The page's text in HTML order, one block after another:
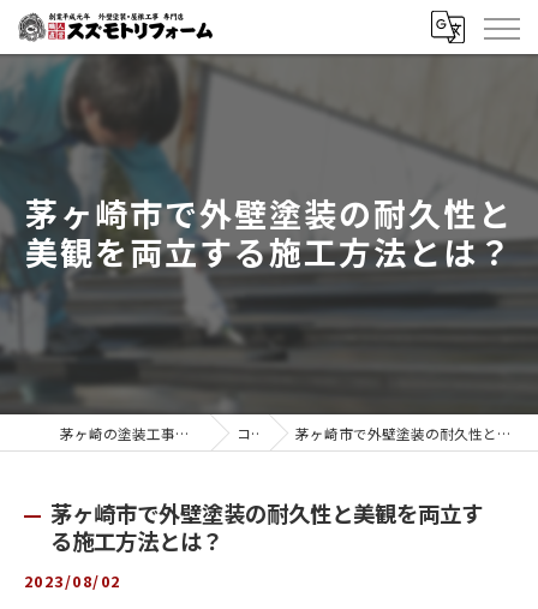
茅ヶ崎市で外壁塗装の耐久性と
美観を両立する施工方法とは？
茅ヶ崎の塗装工事はスズモトリフォーム コラム 茅ヶ崎市で外壁塗装の耐久性と美観を両立する施工方法とは？
茅ヶ崎市で外壁塗装の耐久性と美観を両立す
る施工方法とは？
2023/08/02